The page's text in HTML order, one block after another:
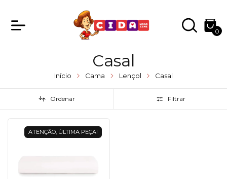
0
Casal
Início Cama Lençol Casal
Ordenar Filtrar
ATENÇÃO, ÚLTIMA PEÇA!